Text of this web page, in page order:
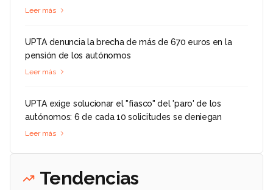
Leer más
UPTA denuncia la brecha de más de 670 euros en la
pensión de los autónomos
Leer más
UPTA exige solucionar el "fiasco" del 'paro' de los
autónomos: 6 de cada 10 solicitudes se deniegan
Leer más
Tendencias